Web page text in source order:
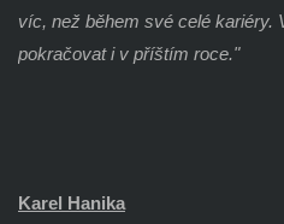
víc, než během své celé kariéry.
pokračovat i v příštím roce."
Karel Hanika